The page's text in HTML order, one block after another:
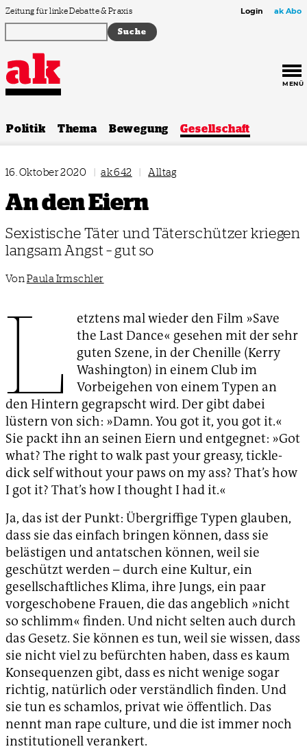
Zum Inhalt springen
Zeitung für linke Debatte & Praxis Login ak Abo
MENÜ
Politik Thema Bewegung Gesellschaft
16. Oktober 2020 | ak 642 | Alltag
An den Eiern
Sexistische Täter und Täterschützer kriegen
langsam Angst – gut so
Von Paula Irmschler
L
etztens mal wieder den Film »Save
the Last Dance« gesehen mit der sehr
guten Szene, in der Chenille (Kerry
Washington) in einem Club im
Vorbeigehen von einem Typen an
den Hintern gegrapscht wird. Der gibt dabei
lüstern von sich: »Damn. You got it, you got it.«
Sie packt ihn an seinen Eiern und entgegnet: »Got
what? The right to walk past your greasy, tickle-
dick self without your paws on my ass? That’s how
I got it? That’s how I thought I had it.«
Ja, das ist der Punkt: Übergriffige Typen glauben,
dass sie das einfach bringen können, dass sie
belästigen und antatschen können, weil sie
geschützt werden – durch eine Kultur, ein
gesellschaftliches Klima, ihre Jungs, ein paar
vorgeschobene Frauen, die das angeblich »nicht
so schlimm« finden. Und nicht selten auch durch
das Gesetz. Sie können es tun, weil sie wissen, dass
sie nicht viel zu befürchten haben, dass es kaum
Konsequenzen gibt, dass es nicht wenige sogar
richtig, natürlich oder verständlich finden. Und
sie tun es schamlos, privat wie öffentlich. Das
nennt man rape culture, und die ist immer noch
institutionell verankert.